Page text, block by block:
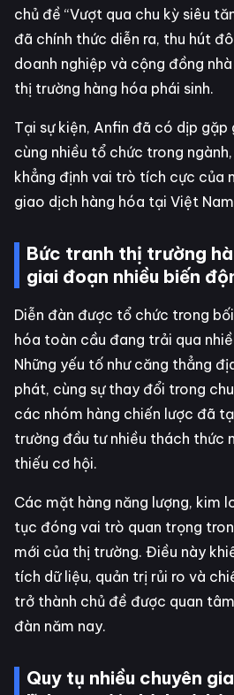
chủ đề “Vượt qua chu kỳ siêu
đã chính thức diễn ra, thu hút
doanh nghiệp và cộng đồng
thị trường hàng hóa phái sinh.
Tại sự kiện, Anfin đã có dịp
cùng nhiều tổ chức trong
khẳng định vai trò tích cực của
giao dịch hàng hóa tại Việt
Bức tranh thị trường
giai đoạn nhiều biến
Diễn đàn được tổ chức trong
hóa toàn cầu đang trải qua
Những yếu tố như căng thẳng
phát, cùng sự thay đổi trong
các nhóm hàng chiến lược đã
trường đầu tư nhiều thách thức
thiếu cơ hội.
Các mặt hàng năng lượng, kim
tục đóng vai trò quan trọng
mới của thị trường. Điều này
tích dữ liệu, quản trị rủi ro và
trở thành chủ đề được quan
đàn năm nay.
Quy tụ nhiều chuyên